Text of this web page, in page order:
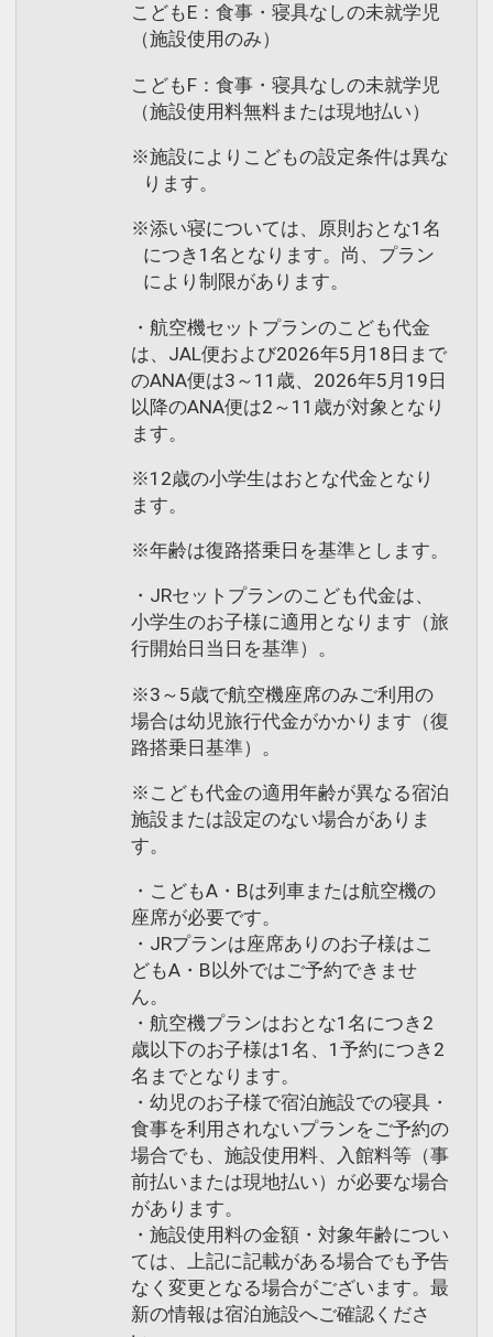
こどもE：食事・寝具なしの未就学児
（施設使用のみ）
こどもF：食事・寝具なしの未就学児
（施設使用料無料または現地払い）
※施設によりこどもの設定条件は異な
ります。
※添い寝については、原則おとな1名
につき1名となります。尚、プラン
により制限があります。
・航空機セットプランのこども代金
は、JAL便および2026年5月18日まで
のANA便は3～11歳、2026年5月19日
以降のANA便は2～11歳が対象となり
ます。
※12歳の小学生はおとな代金となり
ます。
※年齢は復路搭乗日を基準とします。
・JRセットプランのこども代金は、
小学生のお子様に適用となります（旅
行開始日当日を基準）。
※3～5歳で航空機座席のみご利用の
場合は幼児旅行代金がかかります（復
路搭乗日基準）。
※こども代金の適用年齢が異なる宿泊
施設または設定のない場合がありま
す。
・こどもA・Bは列車または航空機の
座席が必要です。
・JRプランは座席ありのお子様はこ
どもA・B以外ではご予約できませ
ん。
・航空機プランはおとな1名につき2
歳以下のお子様は1名、1予約につき2
名までとなります。
・幼児のお子様で宿泊施設での寝具・
食事を利用されないプランをご予約の
場合でも、施設使用料、入館料等（事
前払いまたは現地払い）が必要な場合
があります。
・施設使用料の金額・対象年齢につい
ては、上記に記載がある場合でも予告
なく変更となる場合がございます。最
新の情報は宿泊施設へご確認くださ